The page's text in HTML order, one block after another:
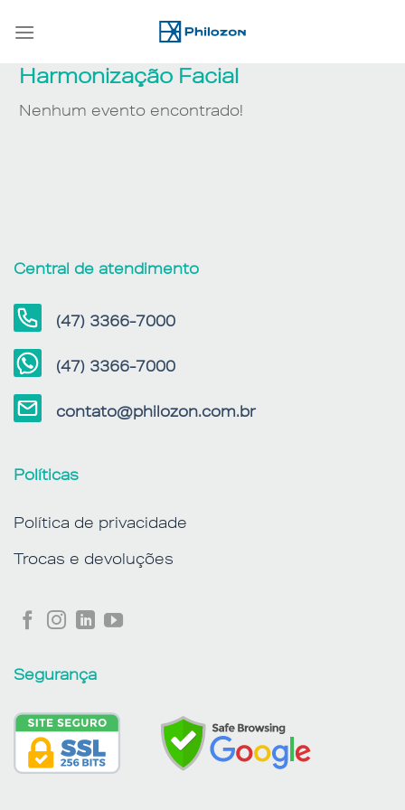
Harmonização Facial
Nenhum evento encontrado!
Central de atendimento
(47) 3366-7000
(47) 3366-7000
contato@philozon.com.br
Políticas
Política de privacidade
Trocas e devoluções
Segurança